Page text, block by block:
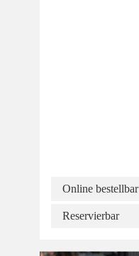
Online bestellbar
Reservierbar